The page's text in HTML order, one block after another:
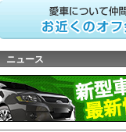
ニュース